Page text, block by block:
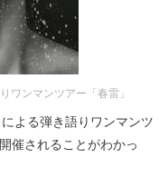
ワンマンツアー「春雷」
よる弾き語りワンマンツ
催されることがわかっ